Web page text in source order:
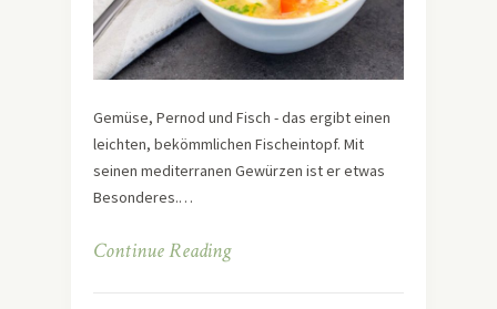
Gemüse, Pernod und Fisch - das ergibt einen
leichten, bekömmlichen Fischeintopf. Mit
seinen mediterranen Gewürzen ist er etwas
Besonderes.…
Continue Reading